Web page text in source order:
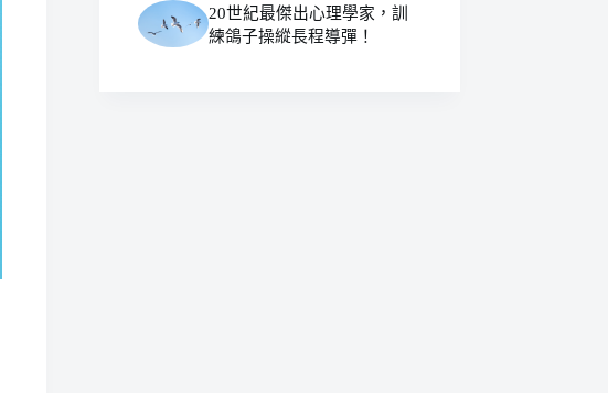
20世紀最傑出心理學家，訓
練鴿子操縱長程導彈！